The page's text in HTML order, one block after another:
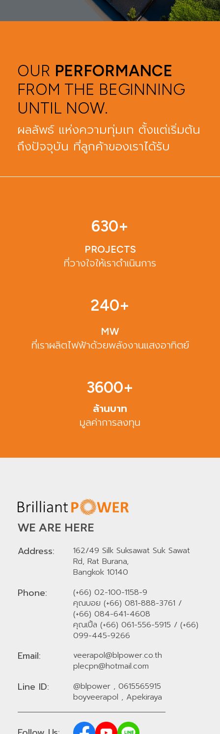
OUR PERFORMANCE
FROM THE BEGINNING
UNTIL NOW.
ผลลัพธ์ แห่งความทุ่มเท ตั้งแต่เริ่มต้น
ถึงปัจจุบัน ที่ลูกค้าของเราได้รับ
630+
PROJECTS
ที่วางใจให้เราดำเนินการ
240+
MW
ที่เราผลิตไฟฟ้าด้วยพลังงานแสงอาทิตย์
3600+
ล้านบาท
มูลค่าการลงทุน
WE ARE HERE
Address:
162/49 Silk Suksawat Suk Sawat
Rd, Rat Burana,
Bangkok 10140
Phone:
(+66) 02-100-1158-9
คุณบอย (+66) 081-888-3761 /
(+66) 084-641-4608
คุณเปิ้ล (+66) 061-556-5915 / (+66)
099-445-9266
Email:
veerapol@blpower.co.th
plecpn@hotmail.com
Line ID: @blpower, 0615565915
boyveerapol , Apekiraya